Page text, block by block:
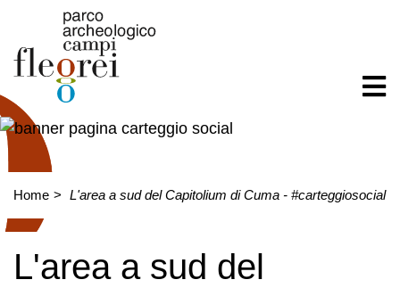
Home L'area a sud del Capitolium di Cuma - #carteggiosocial
L'area a sud del